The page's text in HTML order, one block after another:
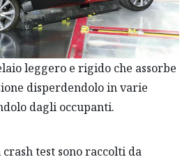
leggero e rigido che assorbe
disperdendolo in varie
dagli occupanti.
test sono raccolti da